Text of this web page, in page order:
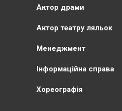
Актор драми
Актор театру ляльок
Менеджмент
Інформаційна справа
Хореографія